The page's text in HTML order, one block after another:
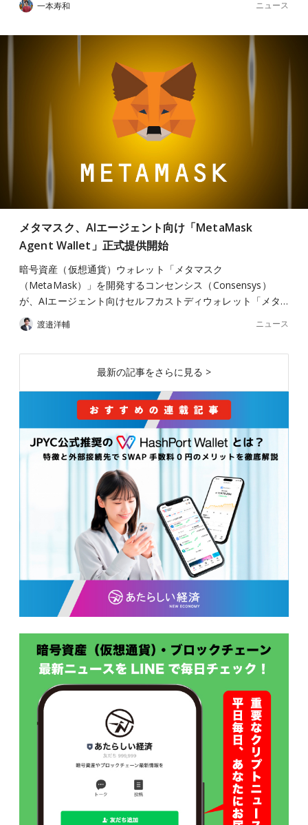
一本寿和 ニュース
メタマスク、AIエージェント向け「MetaMask
Agent Wallet」正式提供開始
暗号資産（仮想通貨）ウォレット「メタマスク
（MetaMask）」を開発するコンセンシス（Consensys）
が、AIエージェント向けセルフカストディウォレット「メタ…
渡邉洋輔 ニュース
最新の記事をさらに見る >